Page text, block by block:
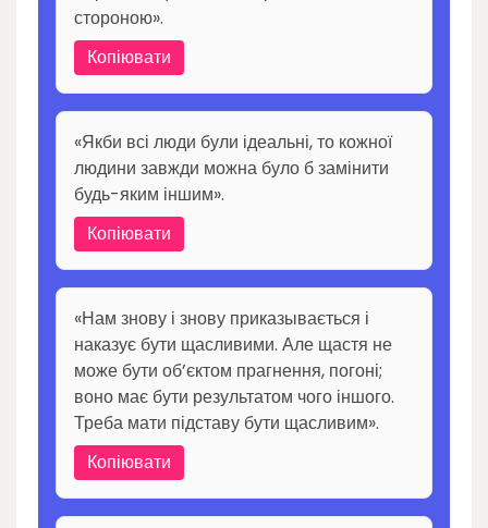
стороною».
Копіювати
«Якби всі люди були ідеальні, то кожної
людини завжди можна було б замінити
будь-яким іншим».
Копіювати
«Нам знову і знову приказывається і
наказує бути щасливими. Але щастя не
може бути об’єктом прагнення, погоні;
воно має бути результатом чого іншого.
Треба мати підставу бути щасливим».
Копіювати